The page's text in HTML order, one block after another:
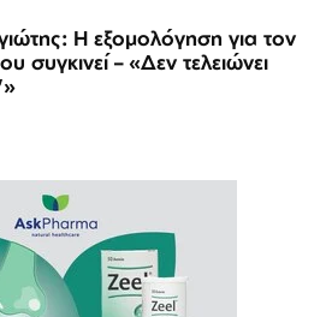
Η εξομολόγηση για τον
συγκινεί – «Δεν τελειώνει